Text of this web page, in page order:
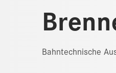
Bahntechnische